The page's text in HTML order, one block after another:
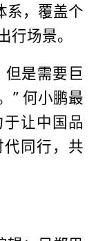
系，覆盖个
场景。
但是需要巨
” 何小鹏最
让中国品
同行，共